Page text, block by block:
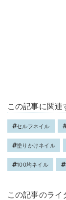
この記事に関連
セルフネイル
塗りかけネイル
100均ネイル
この記事のライ